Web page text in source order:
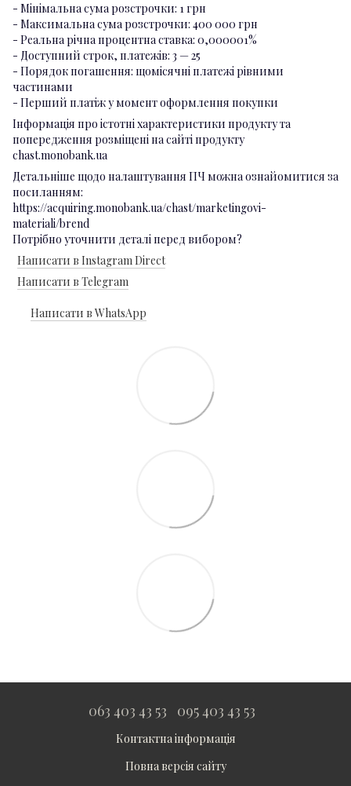
- Мінімальна сума розстрочки: 1 грн
- Максимальна сума розстрочки: 400 000 грн
- Реальна річна процентна ставка: 0,000001%
- Доступний строк, платежів: 3 — 25
- Порядок погашення: щомісячні платежі рівними
частинами
- Перший платіж у момент оформлення покупки
Інформація про істотні характеристики продукту та
попередження розміщені на сайті продукту
chast.monobank.ua
Детальніше щодо налаштування ПЧ можна ознайомитися за
посиланням:
https://acquiring.monobank.ua/chast/marketingovi-
materiali/brend
Потрібно уточнити деталі перед вибором?
Написати в Instagram Direct
Написати в Telegram
Написати в WhatsApp
063 403 43 53 095 403 43 53
Контактна інформація
Повна версія сайту